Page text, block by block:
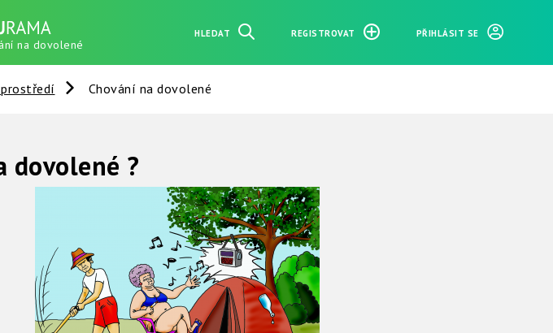
na dovolené
HLEDAT REGISTROVAT PŘIHLÁSIT SE
Chování na dovolené
dovolené ?